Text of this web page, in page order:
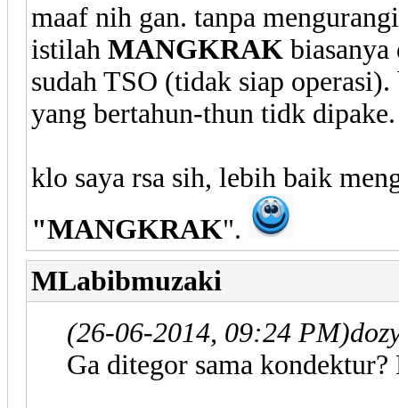
maaf nih gan. tanpa
istilah MANGKRAK
sudah TSO (tidak siap
yang bertahun-thun tidk
klo saya rsa sih, lebih baik
"MANGKRAK".
MLabibmuzaki
(26-06-2014, 09:24 PM)
Ga ditegor sama